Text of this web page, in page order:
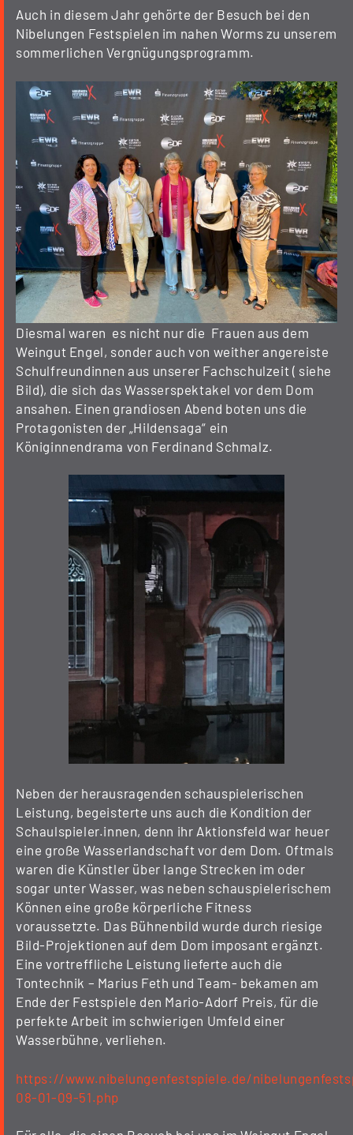
Auch in diesem Jahr gehörte der Besuch bei den
Nibelungen Festspielen im nahen Worms zu unserem
sommerlichen Vergnügungsprogramm.
Diesmal waren es nicht nur die Frauen aus dem
Weingut Engel, sonder auch von weither angereiste
Schulfreundinnen aus unserer Fachschulzeit ( siehe
Bild), die sich das Wasserspektakel vor dem Dom
ansahen. Einen grandiosen Abend boten uns die
Protagonisten der „Hildensaga“ ein
Königinnendrama von Ferdinand Schmalz.
Neben der herausragenden schauspielerischen
Leistung, begeisterte uns auch die Kondition der
Schaulspieler.innen, denn ihr Aktionsfeld war heuer
eine große Wasserlandschaft vor dem Dom. Oftmals
waren die Künstler über lange Strecken im oder
sogar unter Wasser, was neben schauspielerischem
Können eine große körperliche Fitness
voraussetzte. Das Bühnenbild wurde durch riesige
Bild-Projektionen auf dem Dom imposant ergänzt.
Eine vortreffliche Leistung lieferte auch die
Tontechnik – Marius Feth und Team- bekamen am
Ende der Festspiele den Mario-Adorf Preis, für die
perfekte Arbeit im schwierigen Umfeld einer
Wasserbühne, verliehen.
https://www.nibelungenfestspiele.de/
08-01-09-51.php